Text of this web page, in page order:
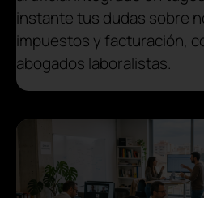
instante tus dudas sobre
impuestos y facturación,
abogados laboralistas.